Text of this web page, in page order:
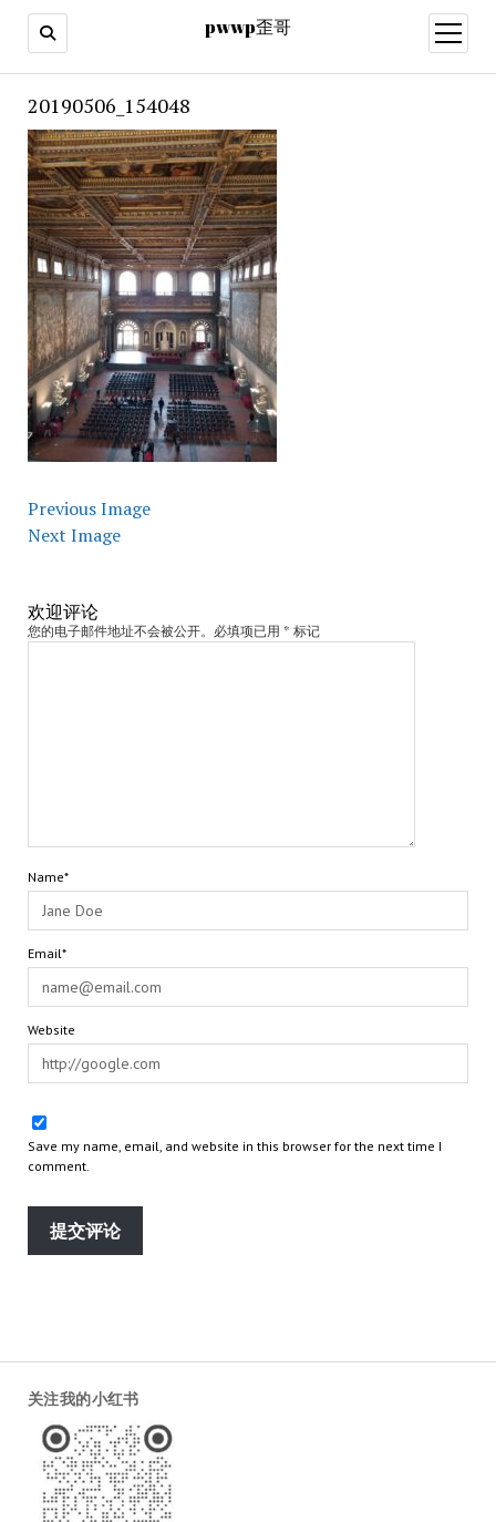
pwwp歪哥
open
menu
20190506_154048
Previous Image
Next Image
欢迎评论
您的电子邮件地址不会被公开。必填项已用 * 标记
Name*
Email*
Website
Save my name, email, and website in this browser for the next time I
comment.
关注我的小红书